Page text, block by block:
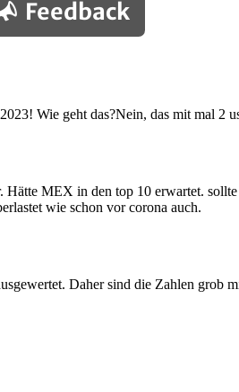
Feedback